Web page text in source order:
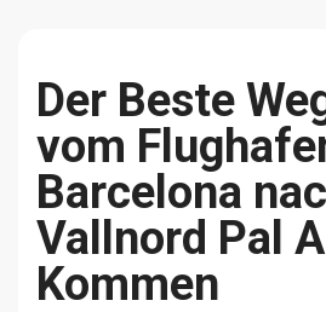
Der Beste
vom
Barcelona
Vallnord Pal
Kommen